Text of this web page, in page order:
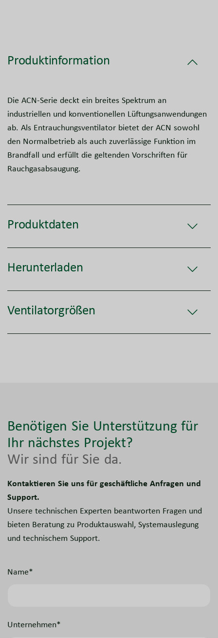
Produktinformation
Die ACN-Serie deckt ein breites Spektrum an
industriellen und konventionellen Lüftungsanwendungen
ab. Als Entrauchungsventilator bietet der ACN sowohl
den Normalbetrieb als auch zuverlässige Funktion im
Brandfall und erfüllt die geltenden Vorschriften für
Rauchgasabsaugung.
Produktdaten
Herunterladen
Ventilatorgrößen
Benötigen Sie Unterstützung für
Ihr nächstes Projekt?
Wir sind für Sie da.
Kontaktieren Sie uns für geschäftliche Anfragen und
Support.
Unsere technischen Experten beantworten Fragen und
bieten Beratung zu Produktauswahl, Systemauslegung
und technischem Support.
Name*
Unternehmen*